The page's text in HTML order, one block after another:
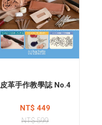
皮革手作教學誌 No.4
NT$ 449
NT$ 599